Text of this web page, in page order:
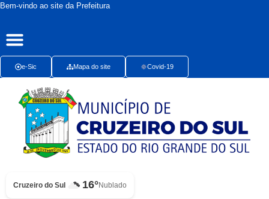
Bem-vindo ao site da Prefeitura
e-Sic Mapa do site Covid-19
Cruzeiro do Sul 16°Nublado